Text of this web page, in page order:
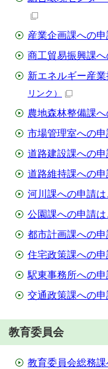
産業企画課への
商工貿易振興課
新エネルギー産
リンク）
農地森林整備課
市場管理室への
道路建設課への
道路維持課への
河川課への申請
公園課への申請
都市計画課への
住宅政策課への
駅東事務所への
交通政策課への
教育委員会
教育委員会総務